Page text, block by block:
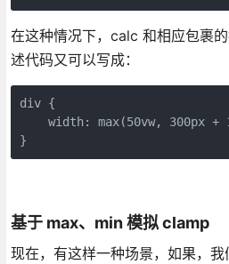
在这种情况下，calc 和相应包裹
述代码又可以写成：
div {
width: max(50vw, 300px +
}
基于 max、min 模拟 clamp
现在，有这样一种场景，如果，